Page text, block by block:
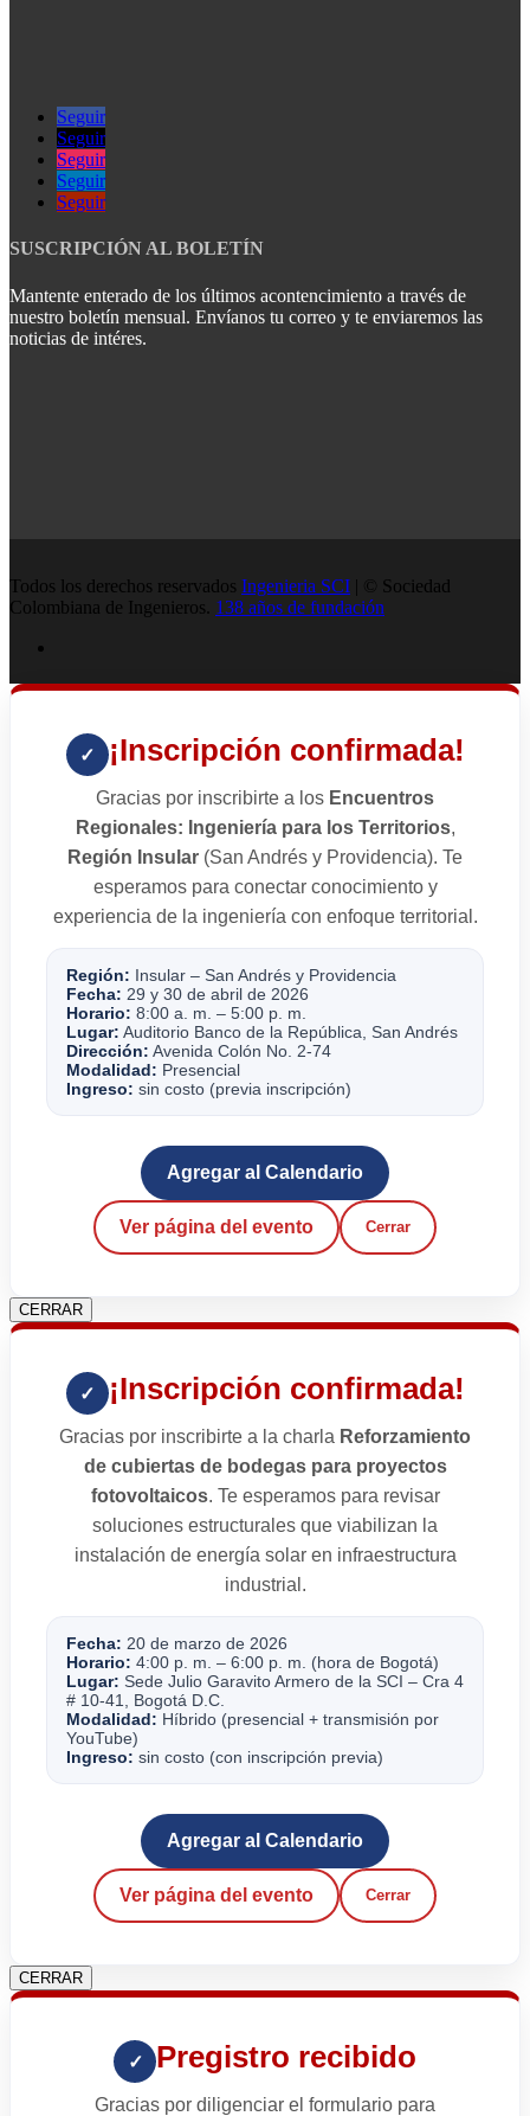
Seguir
Seguir
Seguir
Seguir
Seguir
SUSCRIPCIÓN AL BOLETÍN
Mantente enterado de los últimos acontencimiento a través de
nuestro boletín mensual. Envíanos tu correo y te enviaremos las
noticias de intéres.
Todos los derechos reservados Ingenieria SCI | © Sociedad
Colombiana de Ingenieros. 138 años de fundación
✓ ¡Inscripción confirmada!
Gracias por inscribirte a los Encuentros
Regionales: Ingeniería para los Territorios,
Región Insular (San Andrés y Providencia). Te
esperamos para conectar conocimiento y
experiencia de la ingeniería con enfoque territorial.
Región: Insular – San Andrés y Providencia
Fecha: 29 y 30 de abril de 2026
Horario: 8:00 a. m. – 5:00 p. m.
Lugar: Auditorio Banco de la República, San Andrés
Dirección: Avenida Colón No. 2-74
Modalidad: Presencial
Ingreso: sin costo (previa inscripción)
Agregar al Calendario
Ver página del evento Cerrar
CERRAR
✓ ¡Inscripción confirmada!
Gracias por inscribirte a la charla Reforzamiento
de cubiertas de bodegas para proyectos
fotovoltaicos. Te esperamos para revisar
soluciones estructurales que viabilizan la
instalación de energía solar en infraestructura
industrial.
Fecha: 20 de marzo de 2026
Horario: 4:00 p. m. – 6:00 p. m. (hora de Bogotá)
Lugar: Sede Julio Garavito Armero de la SCI – Cra 4
# 10-41, Bogotá D.C.
Modalidad: Híbrido (presencial + transmisión por
YouTube)
Ingreso: sin costo (con inscripción previa)
Agregar al Calendario
Ver página del evento Cerrar
CERRAR
✓ Pregistro recibido
Gracias por diligenciar el formulario para